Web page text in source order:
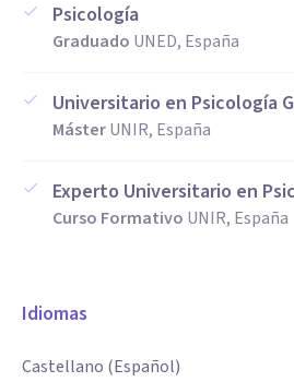
Psicología
Graduado UNED, España
Universitario en Psicología
MásterUNIR, España
Experto Universitario en
Curso Formativo UNIR, España
Idiomas
Castellano (Español)